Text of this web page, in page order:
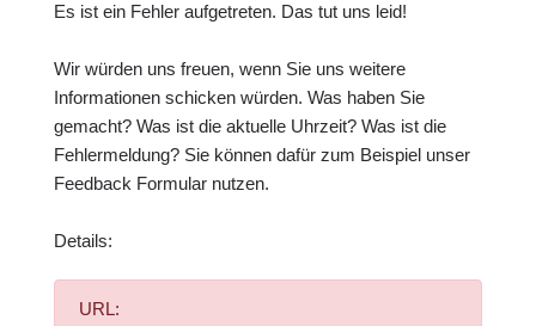
Es ist ein Fehler aufgetreten. Das tut uns leid!
Wir würden uns freuen, wenn Sie uns weitere
Informationen schicken würden. Was haben Sie
gemacht? Was ist die aktuelle Uhrzeit? Was ist die
Fehlermeldung? Sie können dafür zum Beispiel unser
Feedback Formularnutzen.
Details:
URL: